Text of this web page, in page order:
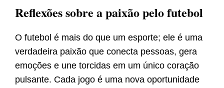
Reflexões sobre a paixão pelo futebol
O futebol é mais do que um esporte; ele é uma
verdadeira paixão que conecta pessoas, gera
emoções e une torcidas em um único coração
pulsante. Cada jogo é uma nova oportunidade